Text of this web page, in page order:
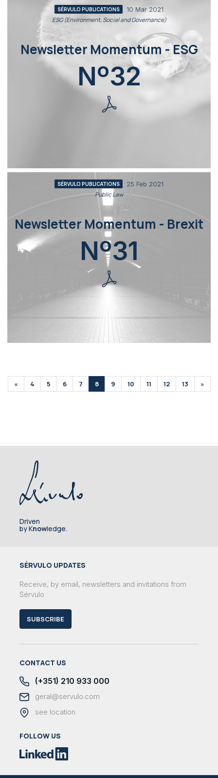
SÉRVULO PUBLICATIONS 10 Mar 2021
ESG (Environment, Social and Governance)
Newsletter Momentum - ESG
Nº32
SÉRVULO PUBLICATIONS 25 Feb 2021
Public Law
Newsletter Momentum - Brexit
Nº31
« 4 5 6 7 8 9 10 11 12 13 »
Driven
by Knowledge.
SÉRVULO UPDATES
Receive, by email, newsletters and invitations from
Sérvulo
SUBSCRIBE
CONTACT US
(+351) 210 933 000
geral@servulo.com
see location
FOLLOW US